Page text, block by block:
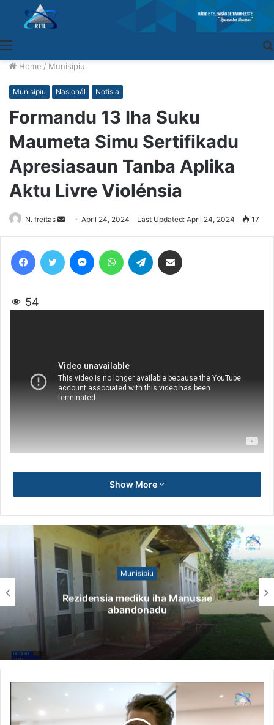
Home / Munisípiu
Munisípiu Nasionál Notísia
Formandu 13 Iha Suku
Maumeta Simu Sertifikadu
Apresiasaun Tanba Aplika
Aktu Livre Violénsia
N. freitas
Send
an
email
April 24, 2024 Last Updated: April 24, 2024 17
54
Show More
Notísia Kalan
Governu Promete Tau Prioridade ba
Minerais no Setór Produtivu